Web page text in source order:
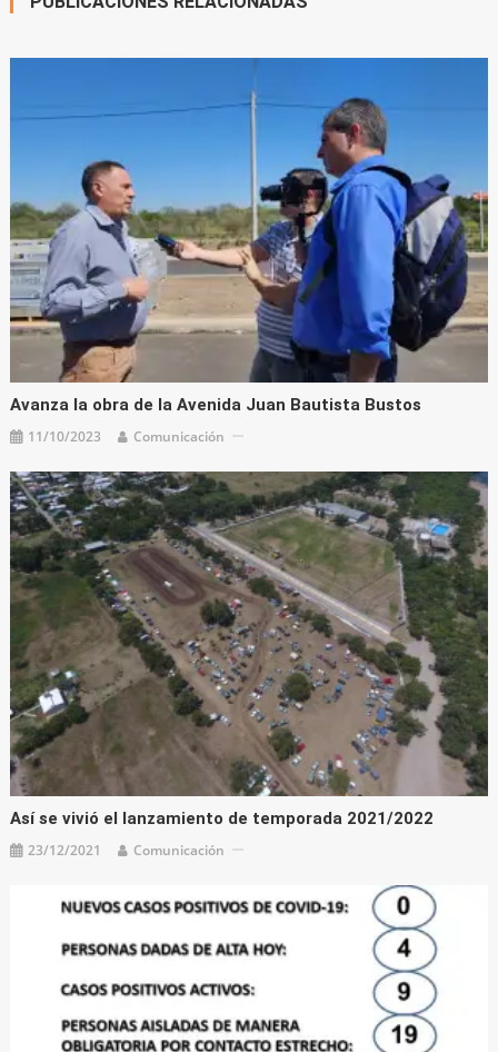
Avanza la obra de la Avenida Juan Bautista Bustos
11/10/2023 Comunicación
Así se vivió el lanzamiento de temporada 2021/2022
23/12/2021 Comunicación